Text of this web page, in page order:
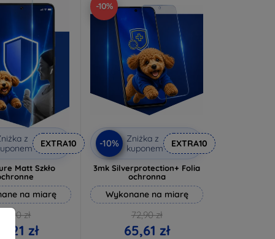
z
EXTRA10
Matt Szkło
na miarę
46,90 zł
42,21 zł
-10%
-10%
Zniżka z
kuponem
EXTRA10
3mk Silverprotection+ Folia
ochronna
Wykonane na miarę
72,90 zł
65,61 zł